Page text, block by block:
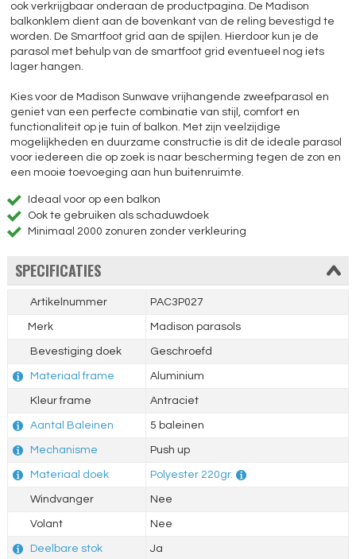
ook verkrijgbaar onderaan de productpagina. De Madison
balkonklem dient aan de bovenkant van de reling bevestigd te
worden. De Smartfoot grid aan de spijlen. Hierdoor kun je de
parasol met behulp van de smartfoot grid eventueel nog iets
lager hangen.
Kies voor de Madison Sunwave vrijhangende zweefparasol en
geniet van een perfecte combinatie van stijl, comfort en
functionaliteit op je tuin of balkon. Met zijn veelzijdige
mogelijkheden en duurzame constructie is dit de ideale parasol
voor iedereen die op zoek is naar bescherming tegen de zon en
een mooie toevoeging aan hun buitenruimte.
Ideaal voor op een balkon
Ook te gebruiken als schaduwdoek
Minimaal 2000 zonuren zonder verkleuring
SPECIFICATIES
Artikelnummer PAC3P027
Merk Madison parasols
Bevestiging doek Geschroefd
Materiaal frame Aluminium
Kleur frame Antraciet
Aantal Baleinen 5 baleinen
Mechanisme Push up
Materiaal doek Polyester 220gr.
Windvanger Nee
Volant Nee
Deelbare stok Ja